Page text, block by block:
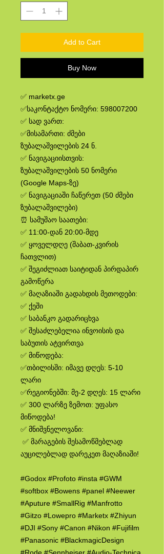
Add to Cart
Buy Now
✅ marketx.ge
✅საკონტაქტო ნომერი: 598007200
✅ სად ვართ:
✅მისამართი: ძმები
ზუბალაშვილების 24 ნ.
✅ ნავიგაციისთვის:
ზუბალაშვილების 50 ნომერი
(Google Maps-ზე)
✅ ნავიგაციაში ჩაწერეთ (50 ძმები
ზუბალაშვილები)
⏰ სამუშაო საათები:
✅ 11:00-დან 20:00-მდე
✅ ყოველდღე (შაბათ-კვირის
ჩათვლით)
✅ შეგიძლიათ საიტიდან პირდაპირ
გამოწერა
✅ მაღაზიაში გადახდის მეთოდები:
✅ ქეში
✅ საბანკო გადარიცხვა
✅ შესაძლებელია ინვოისის და
საბუთის ატვირთვა
✅ მიწოდება:
✅თბილისში: იმავე დღეს: 5-10
ლარი
✅რეგიონებში: მე-2 დღეს: 15 ლარი
✅ 300 ლარზე ზემოთ: უფასო
მიწოდება!
✅ მნიშვნელოვანი:
✅ მარაგების შესამოწმებლად
აუცილებლად დარეკეთ მაღაზიაში!
#Godox #Profoto #insta #GWM
#softbox #Bowens #panel #Neewer
#Aputure #SmallRig #Manfrotto
#Gitzo #Lowepro #Marketx #Zhiyun
#DJI #Sony #Canon #Nikon #Fujifilm
#Panasonic #BlackmagicDesign